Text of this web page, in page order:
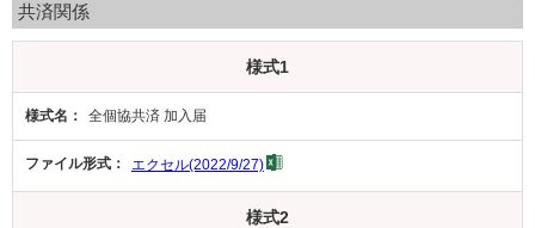
共済関係
様式1
全個協共済 加入届
エクセル(2022/9/27)
様式2